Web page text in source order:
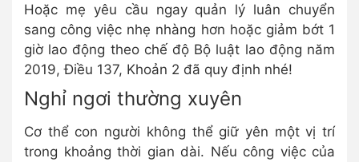
Hoặc mẹ yêu cầu ngay quản lý luân chuyển
sang công việc nhẹ nhàng hơn hoặc giảm bớt 1
giờ lao động theo chế độ Bộ luật lao động năm
2019, Điều 137, Khoản 2 đã quy định nhé!
Nghỉ ngơi thường xuyên
Cơ thể con người không thể giữ yên một vị trí
trong khoảng thời gian dài. Nếu công việc của